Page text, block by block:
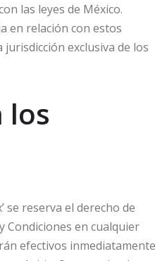
las leyes de México.
en relación con estos
exclusiva de los
los
se reserva el derecho de
Condiciones en cualquier
efectivos inmediatamente